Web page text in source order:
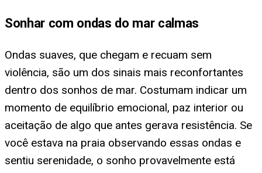
Sonhar com ondas do mar calmas
Ondas suaves, que chegam e recuam sem
violência, são um dos sinais mais reconfortantes
dentro dos sonhos de mar. Costumam indicar um
momento de equilíbrio emocional, paz interior ou
aceitação de algo que antes gerava resistência. Se
você estava na praia observando essas ondas e
sentiu serenidade, o sonho provavelmente está